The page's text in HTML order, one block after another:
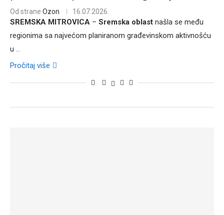
Od strane Ozon 16.07.2026.
SREMSKA MITROVICA – Sremska oblast našla se među
regionima sa najvećom planiranom građevinskom aktivnošću
u ...
Pročitaj više